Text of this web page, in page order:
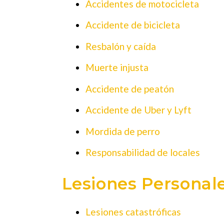
Accidentes de motocicleta
Accidente de bicicleta
Resbalón y caída
Muerte injusta
Accidente de peatón
Accidente de Uber y Lyft
Mordida de perro
Responsabilidad de locales
Lesiones
Lesiones catastróficas